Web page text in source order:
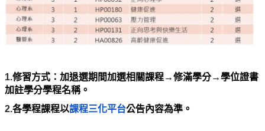
1.修習方式：加退選期間加選相關課程→修滿學分→學位證書
加註學分學程名稱。
2.各學程課程以課程三化平台公告內容為準。